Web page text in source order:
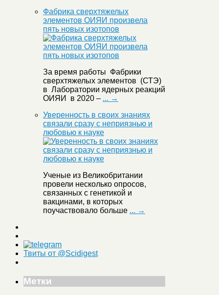
Фабрика сверхтяжелых
элементов ОИЯИ произвела
пять новых изотопов
За время работы Фабрики
сверхтяжелых элементов (СТЭ)
в Лаборатории ядерных реакций
ОИЯИ в 2020 – ... →
Уверенность в своих знаниях
связали сразу с неприязнью и
любовью к науке
Ученые из Великобритании
провели несколько опросов,
связанных с генетикой и
вакцинами, в которых
поучаствовало больше ... →
Твиты от @Scidigest
Метки